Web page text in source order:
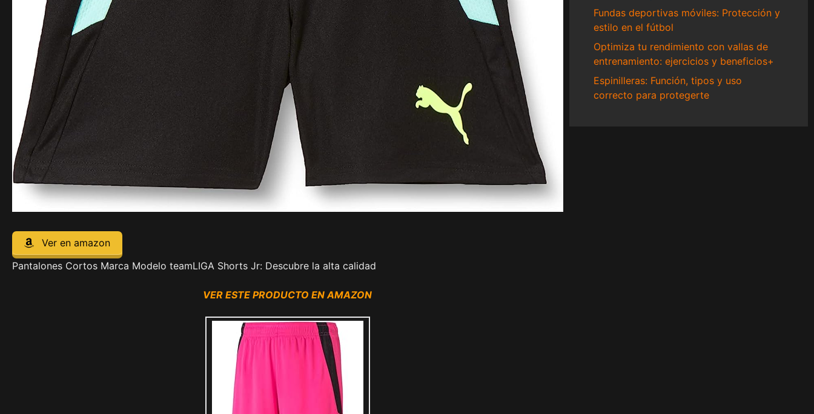
Ver en amazon
Pantalones Cortos Marca Modelo teamLIGA Shorts Jr: Descubre la alta calidad
VER ESTE PRODUCTO EN AMAZON
Fundas deportivas móviles: Protección y
estilo en el fútbol
Optimiza tu rendimiento con vallas de
entrenamiento: ejercicios y beneficios+
Espinilleras: Función, tipos y uso
correcto para protegerte